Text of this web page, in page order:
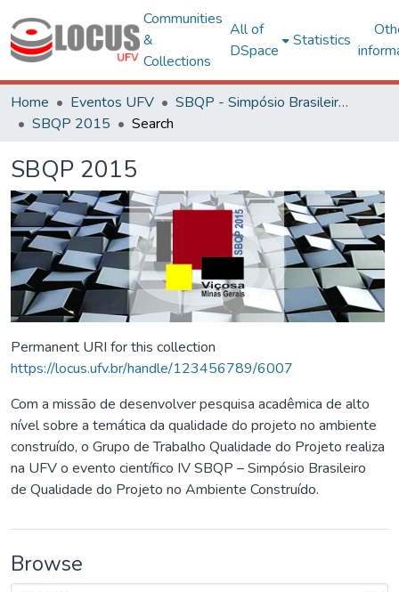
Communities
&
Collections
All of
DSpace
Statistics
Home Eventos UFV
SBQP - Simpósio Brasileiro de Qualidade do Projeto no Ambiente Construído
SBQP 2015
Search
SBQP 2015
Permanent URI for this collection
https://locus.ufv.br/handle/123456789/6007
Com a missão de desenvolver pesquisa acadêmica de alto
nível sobre a temática da qualidade do projeto no ambiente
construído, o Grupo de Trabalho Qualidade do Projeto realiza
na UFV o evento científico IV SBQP – Simpósio Brasileiro
de Qualidade do Projeto no Ambiente Construído.
Browse